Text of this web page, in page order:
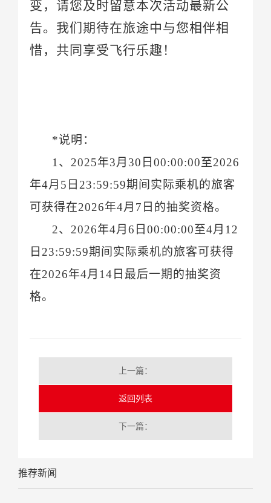
惜，共同享受飞行乐趣！
*说明：
1、2025年3月 30 日00:00:00至2026
年4月 5 日
可获得在2026年4月 7 日的抽奖资格。
2、2026年4月6 日00:00:00至4月 12
日
在2026年4月 14
格。
上一篇：
返回列表
下一篇：
推荐新闻